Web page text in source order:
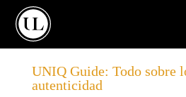
UNIQ Guide: Todo sobre
autenticidad